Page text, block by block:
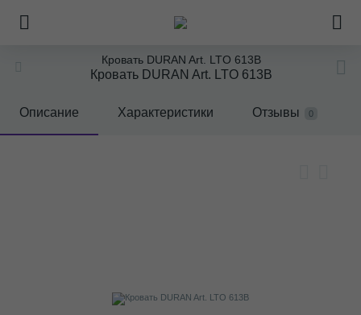
Кровать DURAN Art. LTO 613B
Кровать DURAN Art. LTO 613B
Описание Характеристики Отзывы 0